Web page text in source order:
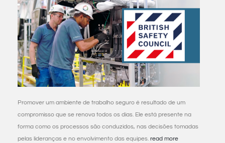
Promover um ambiente de trabalho seguro é resultado de um
compromisso que se renova todos os dias. Ele está presente na
forma como os processos são conduzidos, nas decisões tomadas
pelas lideranças e no envolvimento das equipes. read more